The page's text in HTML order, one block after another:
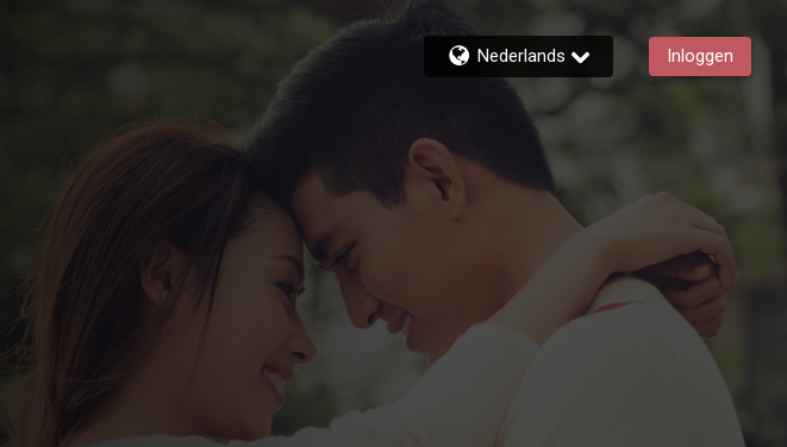
Nederlands Inloggen